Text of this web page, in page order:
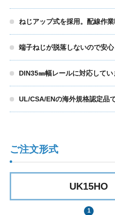
個人情報保護方針
ねじアップ式を採用。配線作
端子ねじが脱落しないので安
DIN35㎜幅レールに対応してい
UL/CSA/ENの海外規格認定品で
ご注文形式
UK15HO